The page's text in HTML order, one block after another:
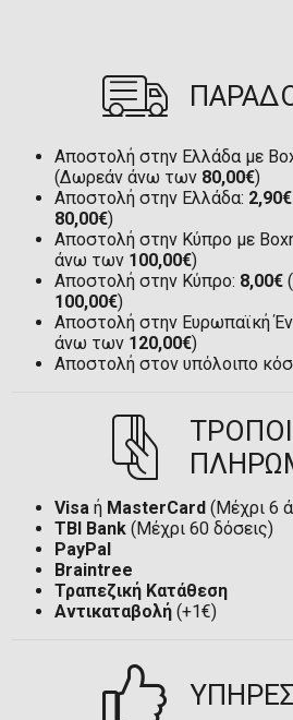
Αποστολή στην Ελλάδα με
(Δωρεάν άνω των 80,00€)
Αποστολή στην Ελλάδα: 2,90€
80,00€)
Αποστολή στην Κύπρο με
άνω των 100,00€)
Αποστολή στην Κύπρο: 8,00€
100,00€)
Αποστολή στην Ευρωπαϊκή
άνω των 120,00€)
Αποστολή στον υπόλοιπο
ΤΡΟΠΟΙ
Visa ή MasterCard (Μέχρι 6
TBI Bank (Μέχρι 60 δόσεις)
PayPal
Braintree
Τραπεζική Κατάθεση
Αντικαταβολή (+1€)